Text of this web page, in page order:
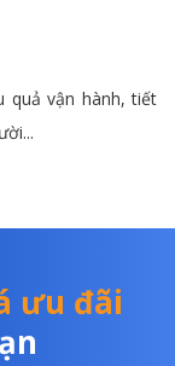
quả vận hành, tiết
ưu đãi